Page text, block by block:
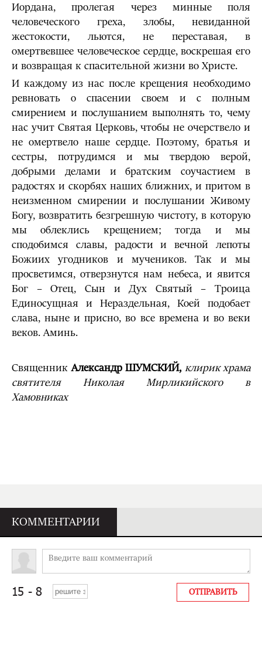
Иордана, пролегая через минные поля
человеческого греха, злобы, невиданной
жестокости, льются, не переставая, в
омертвевшее человеческое сердце, воскрешая его
и возвращая к спасительной жизни во Христе.
И каждому из нас после крещения необходимо
ревновать о спасении своем и с полным
смирением и послушанием выполнять то, чему
нас учит Святая Церковь, чтобы не очерствело и
не омертвело наше сердце. Поэтому, братья и
сестры, потрудимся и мы твердою верой,
добрыми делами и братским соучастием в
радостях и скорбях наших ближних, и притом в
неизменном смирении и послушании Живому
Богу, возвратить безгрешную чистоту, в которую
мы облеклись крещением; тогда и мы
сподобимся славы, радости и вечной лепоты
Божиих угодников и мучеников. Так и мы
просветимся, отверзнутся нам небеса, и явится
Бог – Отец, Сын и Дух Святый – Троица
Единосущная и Нераздельная, Коей подобает
слава, ныне и присно, во все времена и во веки
веков. Аминь.
СвященникАлександр ШУМСКИЙ, клирик храма
святителя Николая Мирликийского в
Хамовниках
КОММЕНТАРИИ